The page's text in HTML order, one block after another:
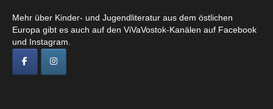
Mehr über Kinder- und Jugendliteratur aus dem östlichen
Europa gibt es auch auf den ViVaVostok-Kanälen auf Facebook
und Instagram.